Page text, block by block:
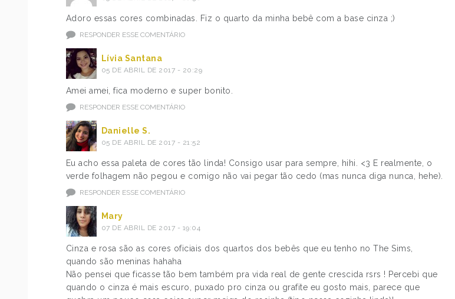
Adoro essas cores combinadas. Fiz o quarto da minha bebê com a base cinza ;)
RESPONDER ESSE COMENTÁRIO
Lívia Santana
05 DE ABRIL DE 2017 - 20:29
Amei amei, fica moderno e super bonito.
RESPONDER ESSE COMENTÁRIO
Danielle S.
05 DE ABRIL DE 2017 - 21:52
Eu acho essa paleta de cores tão linda! Consigo usar para sempre, hihi. <3 E realmente, o
verde folhagem não pegou e comigo não vai pegar tão cedo (mas nunca diga nunca, hehe).
RESPONDER ESSE COMENTÁRIO
Mary
07 DE ABRIL DE 2017 - 19:04
Cinza e rosa são as cores oficiais dos quartos dos bebês que eu tenho no The Sims,
quando são meninas hahaha
Não pensei que ficasse tão bem também pra vida real de gente crescida rsrs ! Percebi que
quando o cinza é mais escuro, puxado pro cinza ou grafite eu gosto mais, parece que